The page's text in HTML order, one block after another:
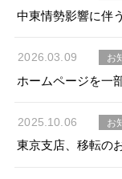
中東情勢影響に伴
2026.03.09 お
ホームページを一
2025.10.06 お
東京支店、移転の